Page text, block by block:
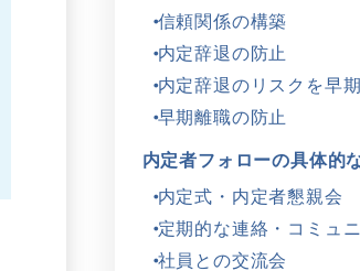
信頼関係の構築
内定辞退の防止
内定辞退のリスクを早
早期離職の防止
内定者フォローの具体的
内定式・内定者懇親会
定期的な連絡・コミュ
社員との交流会